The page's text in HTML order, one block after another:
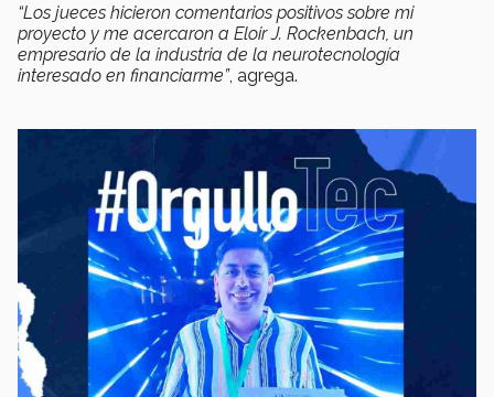
“Los jueces hicieron comentarios positivos sobre mi
proyecto y me acercaron a Eloir J. Rockenbach, un
empresario de la industria de la neurotecnología
interesado en financiarme”, agrega.